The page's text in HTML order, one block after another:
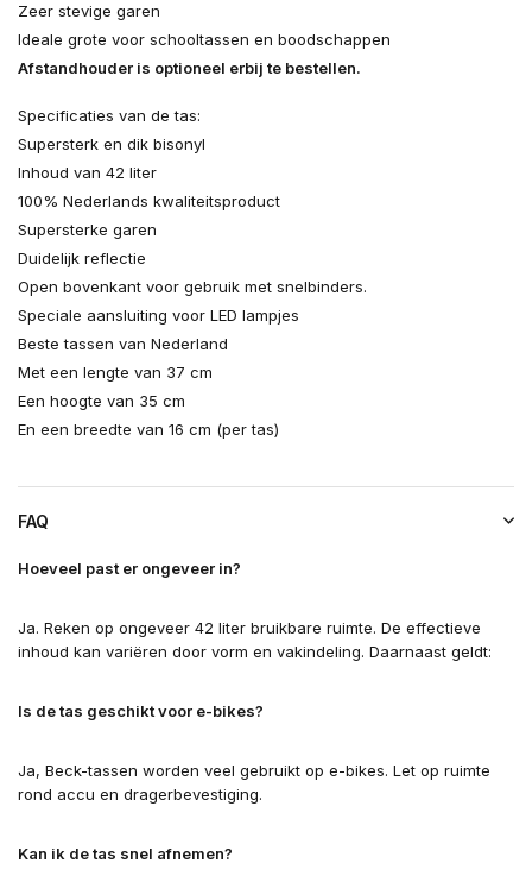
Zeer stevige garen
Ideale grote voor schooltassen en boodschappen
Afstandhouder is optioneel erbij te bestellen.
Specificaties van de tas:
Supersterk en dik bisonyl
Inhoud van 42 liter
100% Nederlands kwaliteitsproduct
Supersterke garen
Duidelijk reflectie
Open bovenkant voor gebruik met snelbinders.
Speciale aansluiting voor LED lampjes
Beste tassen van Nederland
Met een lengte van 37 cm
Een hoogte van 35 cm
En een breedte van 16 cm (per tas)
FAQ
Hoeveel past er ongeveer in?
Ja. Reken op ongeveer 42 liter bruikbare ruimte. De effectieve
inhoud kan variëren door vorm en vakindeling. Daarnaast geldt:
Is de tas geschikt voor e-bikes?
Ja, Beck-tassen worden veel gebruikt op e-bikes. Let op ruimte
rond accu en dragerbevestiging.
Kan ik de tas snel afnemen?